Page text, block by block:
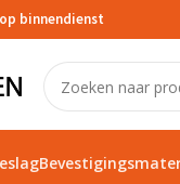
binnendienst